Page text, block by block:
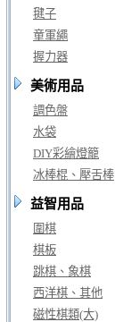
毽子
童軍繩
握力器
美術用品
調色盤
水袋
DIY彩繪燈籠
冰棒棍、壓舌棒
益智用品
圍棋
棋板
跳棋、象棋
西洋棋、其他
磁性棋類(大)